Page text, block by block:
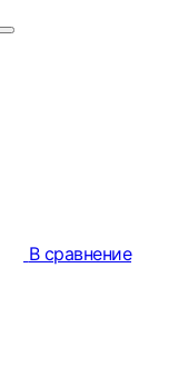
В сравнение